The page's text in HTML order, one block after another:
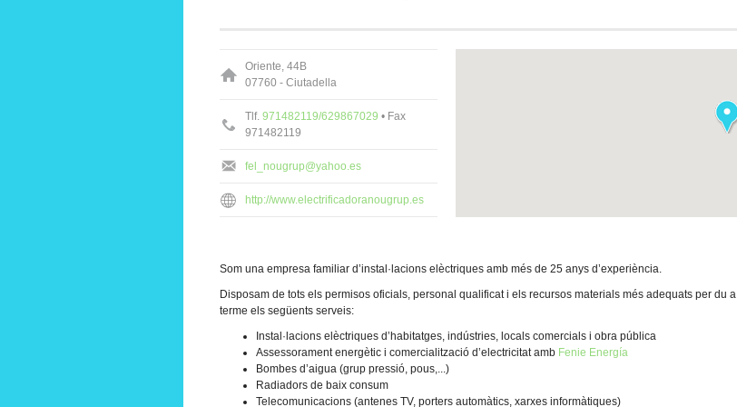
Oriente, 44B
07760 - Ciutadella
Tlf. 971482119/629867029 • Fax
971482119
fel_nougrup@yahoo.es
http://www.electrificadoranougrup.es
Som una empresa familiar d’instal·lacions elèctriques amb més de 25 anys d’experiència.
Disposam de tots els permisos oficials, personal qualificat i els recursos materials més adequats per du a
terme els següents serveis:
Instal·lacions elèctriques d’habitatges, indústries, locals comercials i obra pública
Assessorament energètic i comercialització d’electricitat amb Fenie Energía
Bombes d’aigua (grup pressió, pous,...)
Radiadors de baix consum
Telecomunicacions (antenes TV, porters automàtics, xarxes informàtiques)